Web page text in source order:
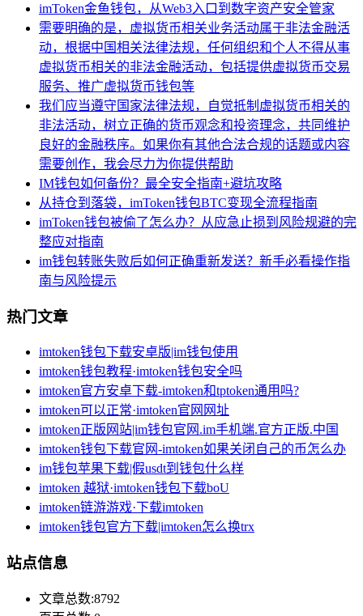
imToken金鱼钱包，从Web3入口到数字资产安全管家
需要明确的是，虚拟货币相关业务活动属于非法金融活
动，根据中国相关法律法规，任何组织和个人不得从事
虚拟货币相关的非法金融活动，包括提供虚拟货币交易
服务、推广虚拟货币钱包等
我们应当遵守国家法律法规，自觉抵制虚拟货币相关的
非法活动，树立正确的货币观念和投资理念，共同维护
良好的金融秩序。如果你有其他合法合规的话题或内容
需要创作，我会尽力为你提供帮助
IM钱包如何备份？最全安全指南+避坑攻略
从持仓到落袋，imToken钱包BTC变现全流程指南
imToken钱包被偷了怎么办？从应急止损到风险规避的完
整应对指南
im钱包转账失败后如何正确重新发送？新手必看操作指
南与风险提示
热门文章
imtoken钱包下载安卓版|im钱包使用
imtoken钱包教程·imtoken钱包安全吗
imtoken官方安卓下载-imtoken和tptoken通用吗?
imtoken可以正常·imtoken官网网址
imtoken正版网站|im钱包官网.im手机端.官方正版.中国
imtoken钱包下载官网-imtoken如果关闭自己的币怎么办
im钱包苹果下载|假usdt到钱包什么样
imtoken 越狱·imtoken钱包下载boU
imtoken链游游戏·下载imtoken
imtoken钱包官方下载|imtoken怎么换trx
站点信息
文章总数:8792